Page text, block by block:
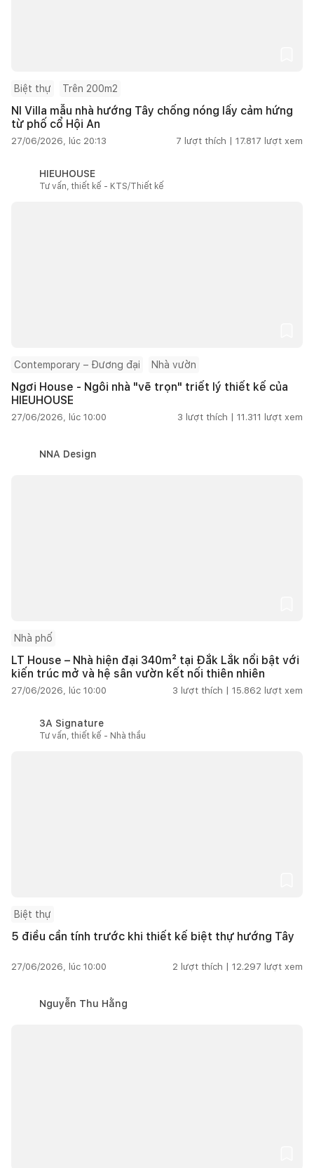
Biệt thự Trên 200m2
NI Villa mẫu nhà hướng Tây chống nóng lấy cảm hứng
từ phố cổ Hội An
27/06/2026, lúc 20:13 7 lượt thích | 17.817 lượt xem
HIEUHOUSE
Tư vấn, thiết kế - KTS/Thiết kế
Contemporary – Đương đại Nhà vườn
Ngơi House - Ngôi nhà "vẽ trọn" triết lý thiết kế của
HIEUHOUSE
27/06/2026, lúc 10:00 3 lượt thích | 11.311 lượt xem
NNA Design
Nhà phố
LT House – Nhà hiện đại 340m² tại Đắk Lắk nổi bật với
kiến trúc mở và hệ sân vườn kết nối thiên nhiên
27/06/2026, lúc 10:00 3 lượt thích | 15.862 lượt xem
3A Signature
Tư vấn, thiết kế - Nhà thầu
Biệt thự
5 điều cần tính trước khi thiết kế biệt thự hướng Tây
27/06/2026, lúc 10:00 2 lượt thích | 12.297 lượt xem
Nguyễn Thu Hằng